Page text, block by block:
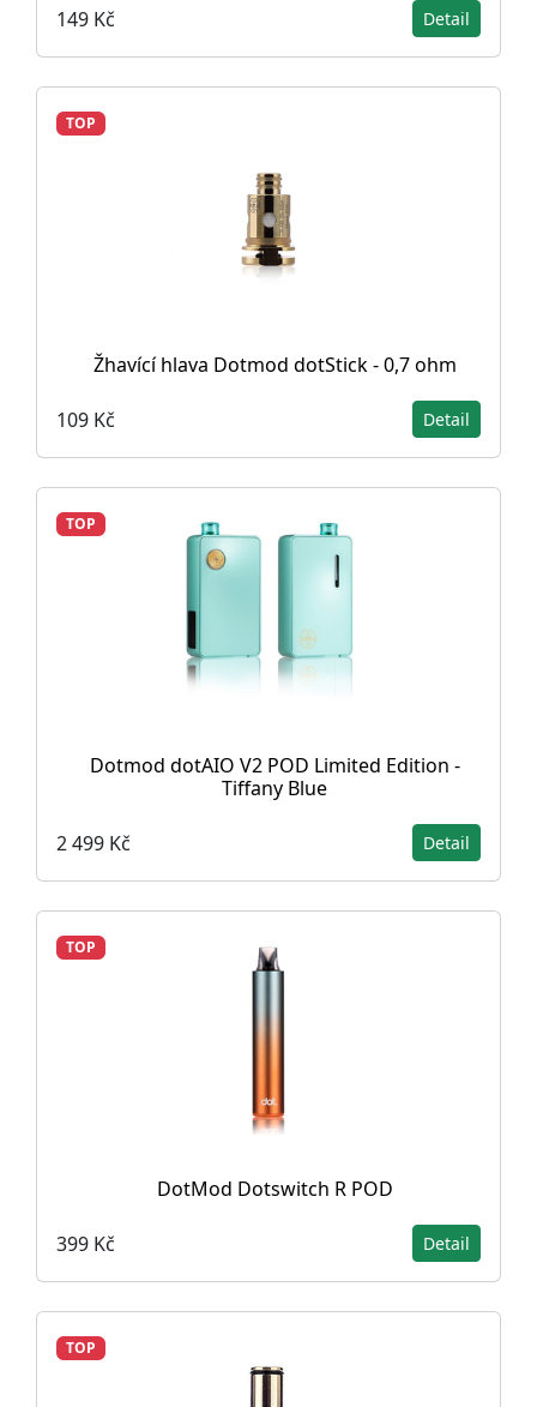
149 Kč Detail
TOP
Žhavící hlava Dotmod dotStick - 0,7 ohm
109 Kč Detail
TOP
Dotmod dotAIO V2 POD Limited Edition -
Tiffany Blue
2 499 Kč Detail
TOP
DotMod Dotswitch R POD
399 Kč Detail
TOP